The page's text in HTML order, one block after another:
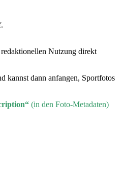
Nutzung direkt
kannst dann anfangen, Sportfotos
(in den Foto-Metadaten)